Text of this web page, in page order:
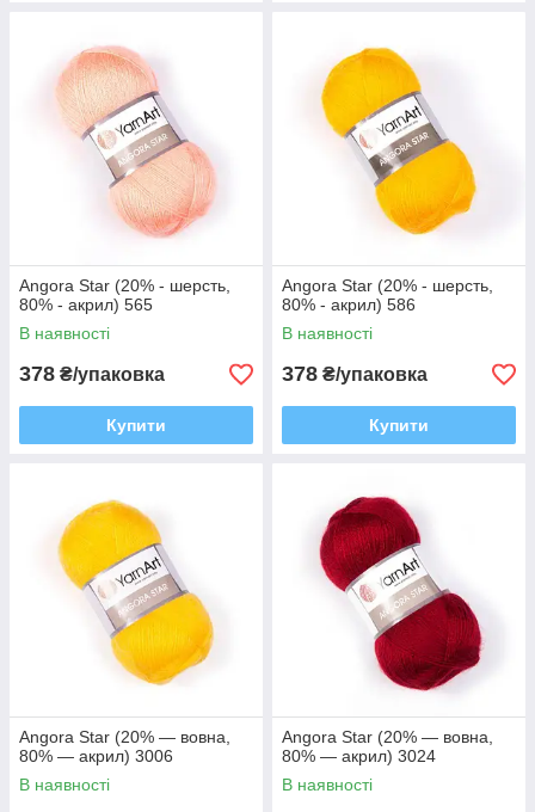
Angora Star (20% - шерсть,
80% - акрил) 565
В наявності
378 ₴/упаковка
Купити
Angora Star (20% - шерсть,
80% - акрил) 586
В наявності
378 ₴/упаковка
Купити
Angora Star (20% — вовна,
80% — акрил) 3006
В наявності
Angora Star (20% — вовна,
80% — акрил) 3024
В наявності